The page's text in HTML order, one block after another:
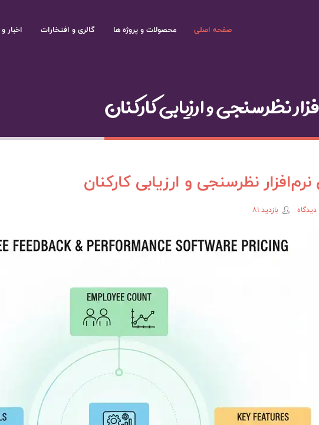
صفحه اصلی محصولات و پروژه ها گالری و افتخارات اخبار
نظرسنجی و ارزیابی کارکنان
نظرسنجی و ارزیابی کارکنان
بازدید 81